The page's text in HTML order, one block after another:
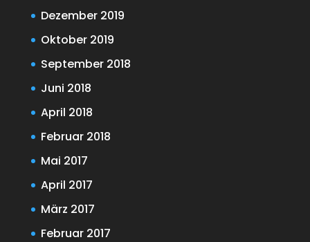
Dezember 2019
Oktober 2019
September 2018
Juni 2018
April 2018
Februar 2018
Mai 2017
April 2017
März 2017
Februar 2017